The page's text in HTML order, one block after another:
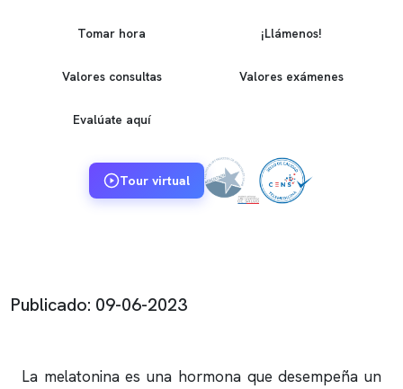
Tomar hora ¡Llámenos!
Valores consultas Valores exámenes
Evalúate aquí
Tour virtual
Publicado: 09-06-2023
La melatonina es una hormona que desempeña un